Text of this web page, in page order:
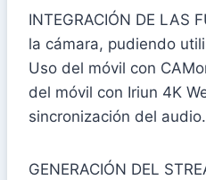
INTEGRACIÓN DE LAS
la cámara, pudiendo
Uso del móvil con
del móvil con Iriun 4K
sincronización del audio.
GENERACIÓN DEL